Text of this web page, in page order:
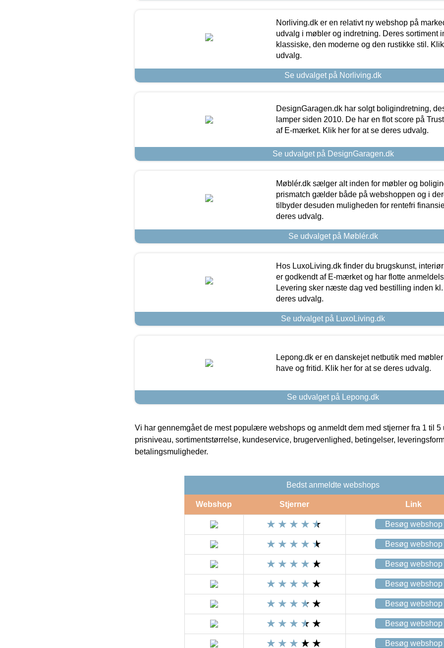
Norliving.dk er en relativt ny webshop på
udvalg i møbler og indretning. Deres sortiment
klassiske, den moderne og den rustikke stil.
udvalg.
Se udvalget på Norliving.dk
DesignGaragen.dk har solgt boligindretning,
lamper siden 2010. De har en flot score på
af E-mærket. Klik her for at se deres udvalg.
Se udvalget på DesignGaragen.dk
Møblér.dk sælger alt inden for møbler og
prismatch gælder både på webshoppen og i
tilbyder desuden muligheden for rentefri
deres udvalg.
Se udvalget på Møblér.dk
Hos LuxoLiving.dk finder du brugskunst,
er godkendt af E-mærket og har flotte
Levering sker næste dag ved bestilling inden
deres udvalg.
Se udvalget på LuxoLiving.dk
Lepong.dk er en danskejet netbutik med
have og fritid. Klik her for at se deres udvalg.
Se udvalget på Lepong.dk
Vi har gennemgået de mest populære webshops og anmeldt dem med stjerner fra 1 til 5
prisniveau, sortimentstørrelse, kundeservice, brugervenlighed, betingelser,
betalingsmuligheder.
Bedst anmeldte webshops
Webshop Stjerner Link
Besøg webshop
Besøg webshop
Besøg webshop
Besøg webshop
Besøg webshop
Besøg webshop
Besøg webshop